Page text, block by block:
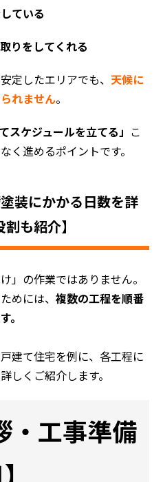
ている
りをしてくれる
定したエリアでも、 天候に
れません。
スケジュールを立てる」
こ
く進めるポイントです。
装にかかる日数を詳
も紹介】
」の作業ではありません。
めには、 複数の工程を順番
。
建て住宅を例に、各工程に
しくご紹介します。
工事準備